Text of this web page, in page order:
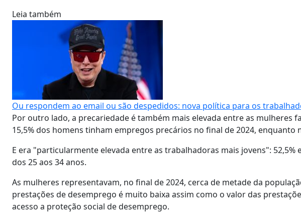
Leia também
Ou respondem ao email ou são despedidos: nova política para os
Por outro lado, a precariedade é também mais elevada entre as mulheres
15,5% dos homens tinham empregos precários no final de 2024, enquanto
E era "particularmente elevada entre as trabalhadoras mais jovens": 52,5%
dos 25 aos 34 anos.
As mulheres representavam, no final de 2024, cerca de metade da
prestações de desemprego é muito baixa assim como o valor das
acesso a proteção social de desemprego.